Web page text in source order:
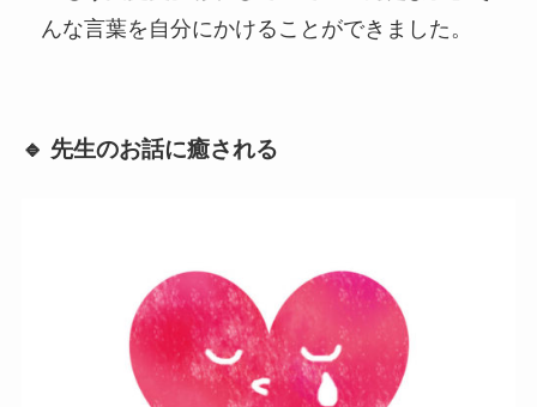
んな言葉を自分にかけることができました。
🔹 先生のお話に癒される